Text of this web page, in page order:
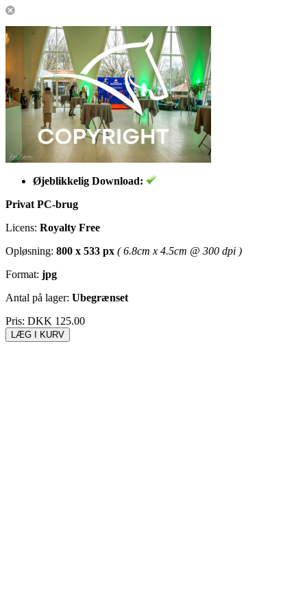
Øjeblikkelig Download:
Privat PC-brug
Licens: Royalty Free
Opløsning: 800 x 533 px ( 6.8cm x 4.5cm @ 300 dpi )
Format: jpg
Antal på lager: Ubegrænset
Pris: DKK 125.00